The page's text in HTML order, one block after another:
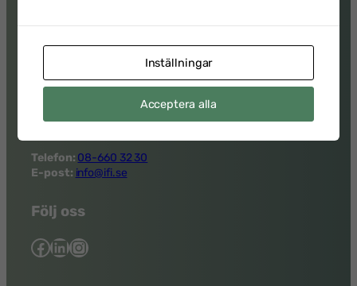
Adress
Institutet för informationsteknologi
Telefon: 08-660 32 30
E-post: info@ifi.se
Följ oss
Facebook LinkedIn Instagram
Inställningar
Acceptera alla